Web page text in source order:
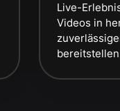
Live-
Videos in